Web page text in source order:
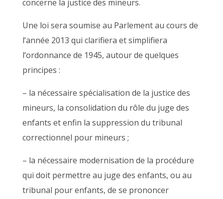
concerne la justice des mineurs.
Une loi sera soumise au Parlement au cours de
l’année 2013 qui clarifiera et simplifiera
l’ordonnance de 1945, autour de quelques
principes :
– la nécessaire spécialisation de la justice des
mineurs, la consolidation du rôle du juge des
enfants et enfin la suppression du tribunal
correctionnel pour mineurs ;
– la nécessaire modernisation de la procédure
qui doit permettre au juge des enfants, ou au
tribunal pour enfants, de se prononcer